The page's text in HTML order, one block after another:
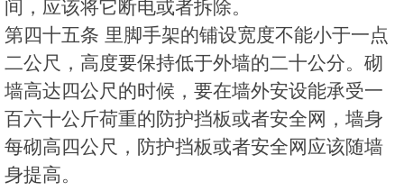
间，应该将它断电或者拆除。
第四十五条 里脚手架的铺设宽度不能小于一点
二公尺，高度要保持低于外墙的二十公分。砌
墙高达四公尺的时候，要在墙外安设能承受一
百六十公斤荷重的防护挡板或者安全网，墙身
每砌高四公尺，防护挡板或者安全网应该随墙
身提高。